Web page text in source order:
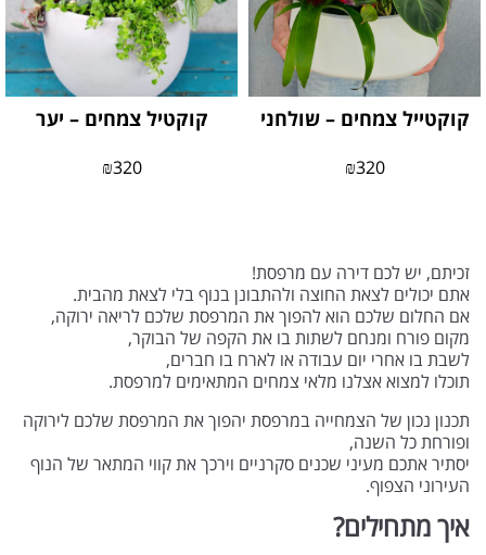
קוקטייל צמחים – שולחני
₪320
קוקטיל צמחים – יער
₪320
זכיתם, יש לכם דירה עם מרפסת!
אתם יכולים לצאת החוצה ולהתבונן בנוף בלי לצאת מהבית.
אם החלום שלכם הוא להפוך את המרפסת שלכם לריאה ירוקה,
מקום פורח ומנחם לשתות בו את הקפה של הבוקר,
לשבת בו אחרי יום עבודה או לארח בו חברים,
תוכלו למצוא אצלנו מלאי צמחים המתאימים למרפסת.
תכנון נכון של הצמחייה במרפסת יהפוך את המרפסת שלכם לירוקה
ופורחת כל השנה,
יסתיר אתכם מעיני שכנים סקרניים וירכך את קווי המתאר של הנוף
העירוני הצפוף.
איך מתחילים?